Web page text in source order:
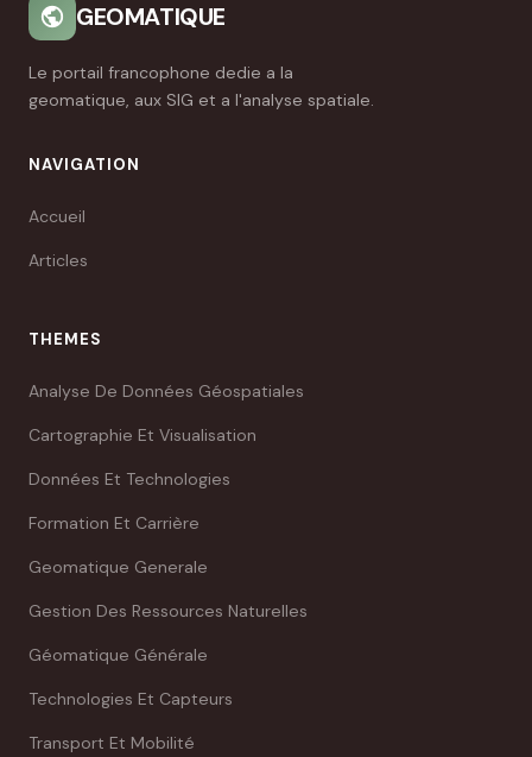
GEOMATIQUE
Le portail francophone dedie a la
geomatique, aux SIG et a l'analyse spatiale.
NAVIGATION
Accueil
Articles
THEMES
Analyse De Données Géospatiales
Cartographie Et Visualisation
Données Et Technologies
Formation Et Carrière
Geomatique Generale
Gestion Des Ressources Naturelles
Géomatique Générale
Technologies Et Capteurs
Transport Et Mobilité